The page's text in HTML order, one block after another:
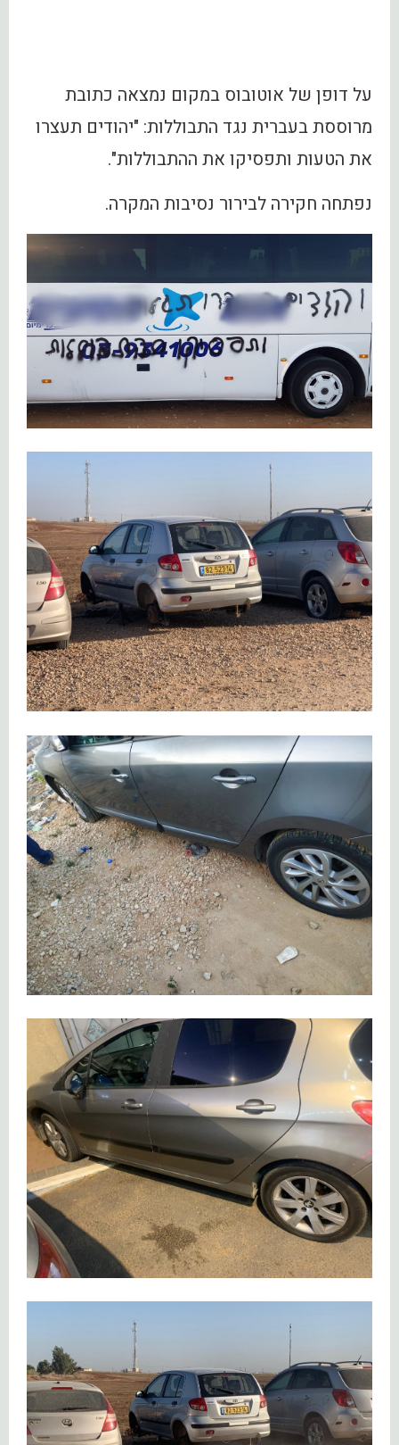
על דופן של אוטובוס במקום נמצאה כתובת
מרוססת בעברית נגד התבוללות: "יהודים תעצרו
את הטעות ותפסיקו את ההתבוללות".
נפתחה חקירה לבירור נסיבות המקרה.